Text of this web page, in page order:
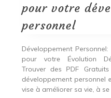
pour votre
personnel
Développement
pour votre Évolution
Trouver des PDF
développement personnel
vise à améliorer sa vie, à